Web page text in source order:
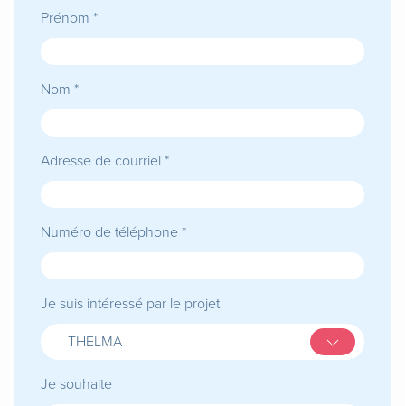
Prénom *
Nom *
Adresse de courriel *
Numéro de téléphone *
Je suis intéressé par le projet
THELMA
Je souhaite